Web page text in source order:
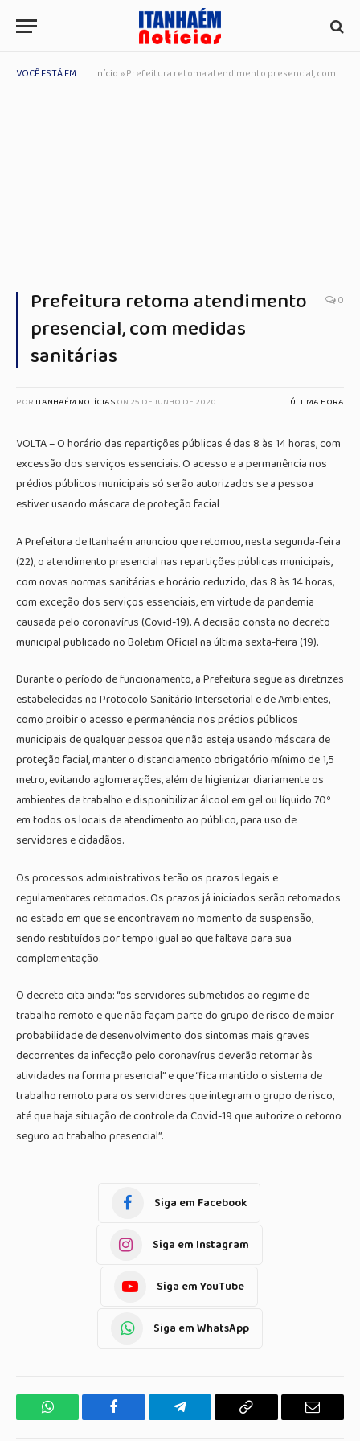
VOCÊ ESTÁ EM: Início »Prefeitura retoma atendimento presencial, com medidas sanitárias
Prefeitura retoma atendimento
presencial, com medidas
sanitárias
0
POR ITANHAÉM NOTÍCIASON25 DE JUNHO DE 2020 ÚLTIMA HORA
VOLTA – O horário das repartições públicas é das 8 às 14 horas, com
excessão dos serviços essenciais. O acesso e a permanência nos
prédios públicos municipais só serão autorizados se a pessoa
estiver usando máscara de proteção facial
A Prefeitura de Itanhaém anunciou que retomou, nesta segunda-feira
(22), o atendimento presencial nas repartições públicas municipais,
com novas normas sanitárias e horário reduzido, das 8 às 14 horas,
com exceção dos serviços essenciais, em virtude da pandemia
causada pelo coronavírus (Covid-19). A decisão consta no decreto
municipal publicado no Boletim Oficial na última sexta-feira (19).
Durante o período de funcionamento, a Prefeitura segue as diretrizes
estabelecidas no Protocolo Sanitário Intersetorial e de Ambientes,
como proibir o acesso e permanência nos prédios públicos
municipais de qualquer pessoa que não esteja usando máscara de
proteção facial, manter o distanciamento obrigatório mínimo de 1,5
metro, evitando aglomerações, além de higienizar diariamente os
ambientes de trabalho e disponibilizar álcool em gel ou líquido 70º
em todos os locais de atendimento ao público, para uso de
servidores e cidadãos.
Os processos administrativos terão os prazos legais e
regulamentares retomados. Os prazos já iniciados serão retomados
no estado em que se encontravam no momento da suspensão,
sendo restituídos por tempo igual ao que faltava para sua
complementação.
O decreto cita ainda: “os servidores submetidos ao regime de
trabalho remoto e que não façam parte do grupo de risco de maior
probabilidade de desenvolvimento dos sintomas mais graves
decorrentes da infecção pelo coronavírus deverão retornar às
atividades na forma presencial” e que “fica mantido o sistema de
trabalho remoto para os servidores que integram o grupo de risco,
até que haja situação de controle da Covid-19 que autorize o retorno
seguro ao trabalho presencial”.
Siga em Facebook
Siga em Instagram
Siga em YouTube
Siga em WhatsApp
WhatsApp Facebook Telegrama Copiar
E-